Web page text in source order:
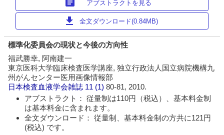
アブストラクトを見る
download 全文ダウンロード(0.84MB)
標準化委員会の現状と今後の方向性
福武勝幸, 阿南建一
東京医科大学臨床検査医学講座, 独立行政法人国立病院機構九
州がんセンター医用画像情報部
日本検査血液学会雑誌 11 (1)80-81, 2010.
アブストラクト： 従量制は110円（税込）、基本料金制
は基本料金に含まれます。
全文ダウンロード： 従量制、基本料金制の方共に121円
(税込) です。